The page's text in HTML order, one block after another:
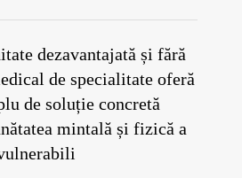
dezavantajată și fără
de specialitate oferă
de soluție concretă
mintală și fizică a